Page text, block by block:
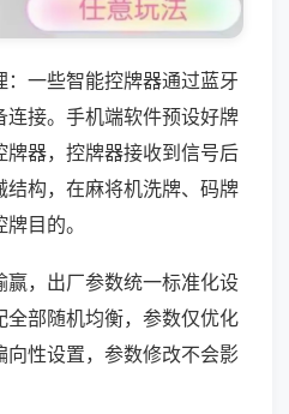
一些智能控牌器通过蓝牙
连接。手机端软件预设好牌
牌器，控牌器接收到信号后
构，在麻将机洗牌、码牌
目的。
赢，出厂参数统一标准化设
全部随机均衡，参数仅优化
性设置，参数修改不会影